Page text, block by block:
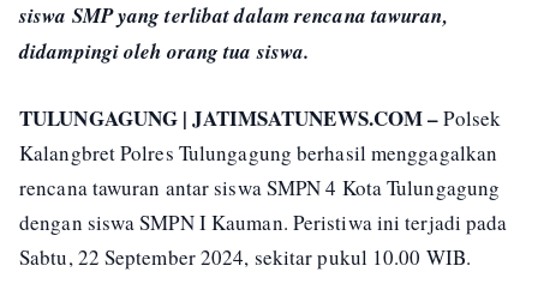
siswa SMP yang terlibat dalam rencana tawuran,
didampingi oleh orang tua siswa.
TULUNGAGUNG | JATIMSATUNEWS.COM –Polsek
Kalangbret Polres Tulungagung berhasil menggagalkan
rencana tawuran antar siswa SMPN 4 Kota Tulungagung
dengan siswa SMPN I Kauman. Peristiwa ini terjadi pada
Sabtu, 22 September 2024, sekitar pukul 10.00 WIB.